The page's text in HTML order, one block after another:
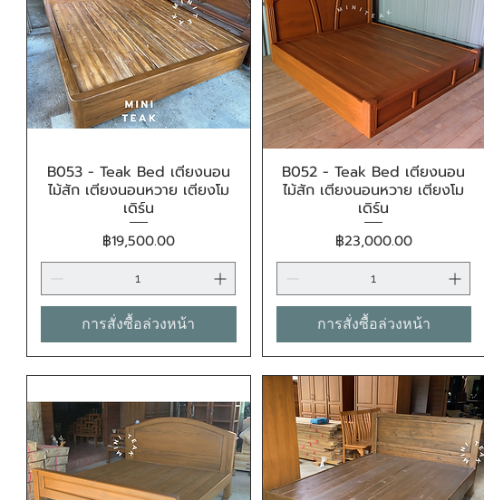
ดูข้อมูลด่วน
B053 - Teak Bed เตียงนอน
ไม้สัก เตียงนอนหวาย เตียงโม
เดิร์น
ราคา
฿19,500.00
การสั่งซื้อล่วงหน้า
ดูข้อมูลด่วน
B052 - Teak Bed เตียงนอน
ไม้สัก เตียงนอนหวาย เตียงโม
เดิร์น
ราคา
฿23,000.00
การสั่งซื้อล่วงหน้า